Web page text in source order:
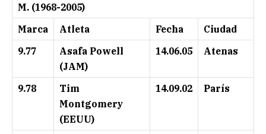
M. (1968-2005)
Marca
Atleta Fecha
Ciudad
9.77
Asafa Powell
(JAM)
14.06.05 Atenas
9.78
Tim
Montgomery
(EEUU)
14.09.02 París